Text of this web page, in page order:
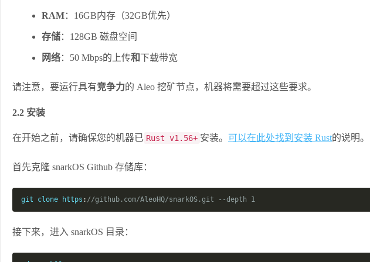
RAM：16GB内存（32GB优先）
存储：128GB 磁盘空间
网络：50 Mbps的上传和下载带宽
请注意，要运行具有竞争力的 Aleo 挖矿节点，机器将需要超过这些要求。
2.2 安装
在开始之前，请确保您的机器已 Rust v1.56+ 安装。 可以在此处找到安装 Rust的说明。
首先克隆 snarkOS Github 存储库：
git clone https : //github.com/AleoHQ/snarkOS.git --depth 1
接下来，进入 snarkOS 目录：